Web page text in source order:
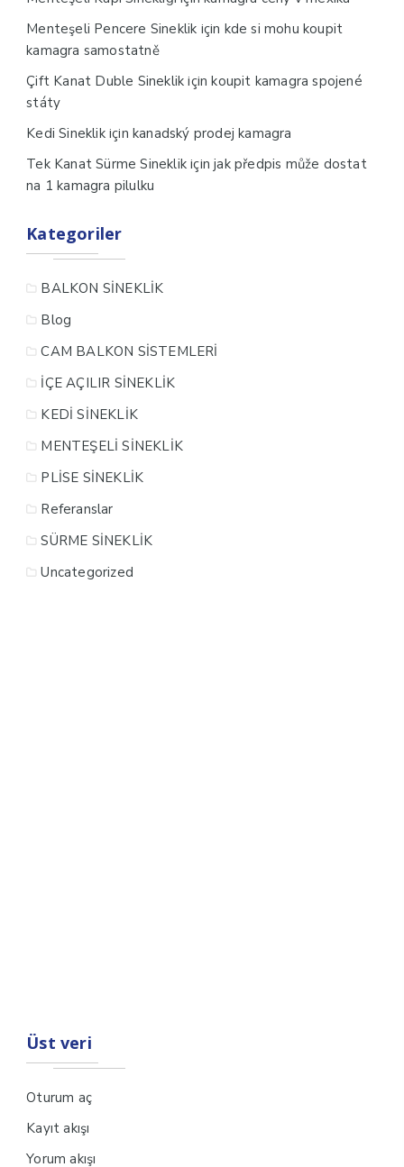
Menteşeli Pencere Sineklik için kde si mohu koupit
kamagra samostatně
Çift Kanat Duble Sineklik içinkoupit kamagra spojené
státy
Kedi Sineklikiçin kanadský prodej kamagra
Tek Kanat Sürme Sineklikiçinjak předpis může dostat
na 1 kamagra pilulku
Kategoriler
BALKON SİNEKLİK
Blog
CAM BALKON SİSTEMLERİ
İÇE AÇILIR SİNEKLİK
KEDİ SİNEKLİK
MENTEŞELİ SİNEKLİK
PLİSE SİNEKLİK
Referanslar
SÜRME SİNEKLİK
Uncategorized
Üst veri
Oturum aç
Kayıt akışı
Yorum akışı